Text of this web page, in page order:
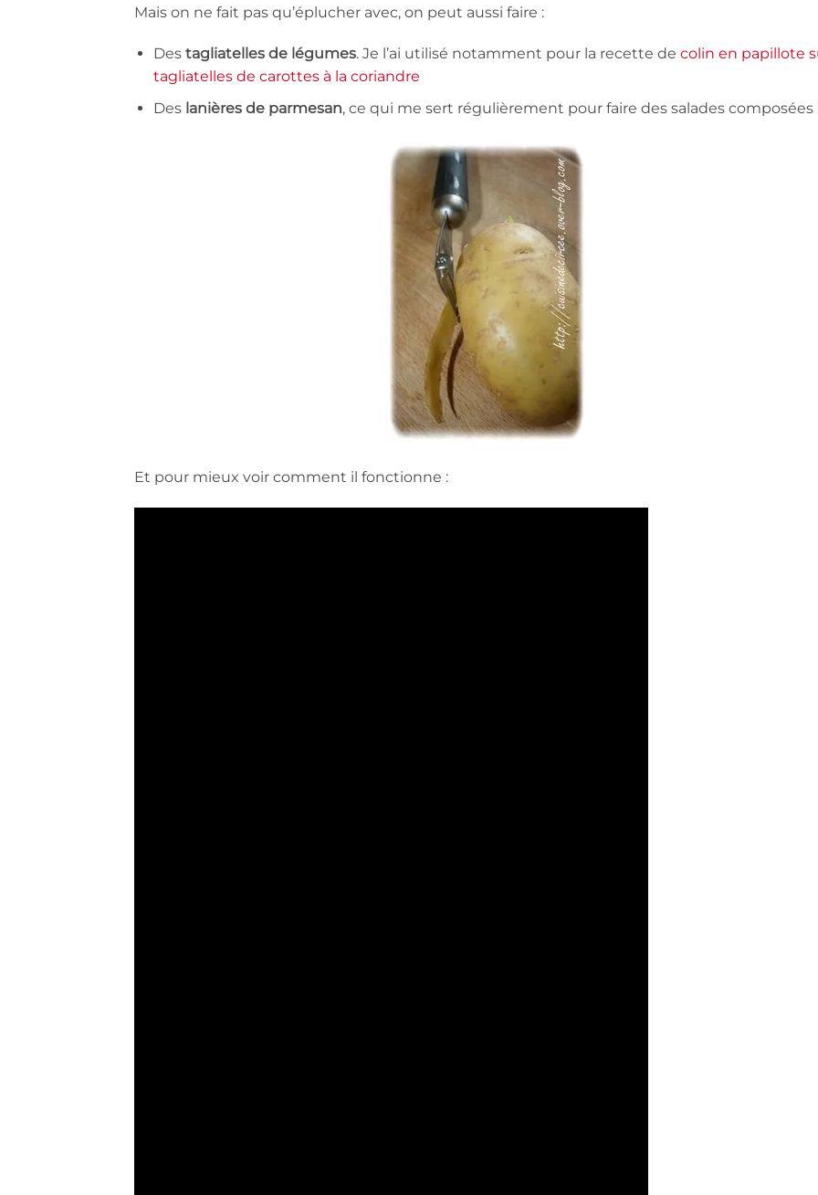
Mais on ne fait pas qu’éplucher avec, on peut aussi faire :
Des tagliatelles de légumes. Je l’ai utilisé notamment pour la recette de colin en papillote
tagliatelles de carottes à la coriandre
Des lanières de parmesan, ce qui me sert régulièrement pour faire des salades composées
Et pour mieux voir comment il fonctionne :